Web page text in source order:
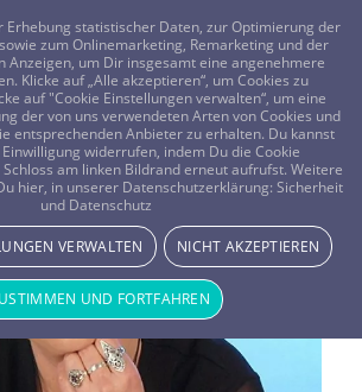
ANRUFEN: 0800-8478266
Beraterportrait
Rutha - Beraterblog
Erhebung statistischer Daten, zur Optimierung der
zum Onlinemarketing, Remarketing und der
Anzeigen, um Dir insgesamt eine angenehmere
Klicke auf „Alle akzeptieren“, um Cookies zu
auf "Cookie Einstellungen verwalten“, um eine
der von uns verwendeten Arten von Cookies und
entsprechenden Anbieter zu erhalten. Du kannst
widerrufen, indem Du die Cookie
am linken Bildrand erneut aufrufst. Weitere
hier, in unserer Datenschutzerklärung: Sicherheit
und Datenschutz
VERWALTEN NICHT AKZEPTIEREN
UND FORTFAHREN